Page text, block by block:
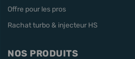
Offre pour les pros
Rachat turbo & injecteur HS
NOS PRODUITS